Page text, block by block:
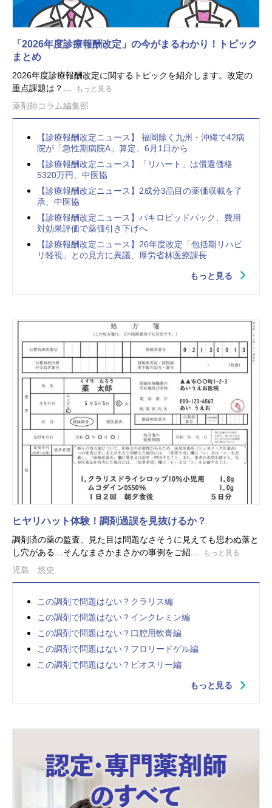
「2026年度診療報酬改定」の今がまるわかり！トピック
まとめ
2026年度診療報酬改定に関するトピックを紹介します。改定の
重点課題は？...
もっと見る
薬剤師コラム編集部
【診療報酬改定ニュース】 福岡除く九州・沖縄で42病
院が「急性期病院A」算定、6月1日から
【診療報酬改定ニュース】「リハート」は償還価格
5320万円、中医協
【診療報酬改定ニュース】2成分3品目の薬価収載を了
承、中医協
【診療報酬改定ニュース】パキロビッドパック、費用
対効果評価で薬価引き下げへ
【診療報酬改定ニュース】26年度改定「包括期リハビ
リ軽視」との見方に異議、厚労省林医療課長
もっと見る
ヒヤリハット体験！調剤過誤を見抜けるか？
調剤済の薬の監査、見た目は問題なさそうに見えても思わぬ落と
し穴がある…そんなまさかまさかの事例をご紹...
もっと見る
児島 悠史
この調剤で問題はない？クラリス編
この調剤で問題はない？インクレミン編
この調剤で問題はない？口腔用軟膏編
この調剤で問題はない？フロリードゲル編
この調剤で問題はない？ビオスリー編
もっと見る